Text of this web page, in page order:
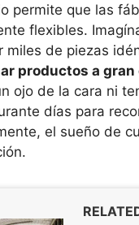
permite que las
flexibles.
miles de piezas
productos a gran
ojo de la cara ni
días para
el sueño de